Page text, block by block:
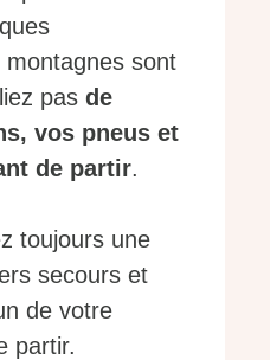
sont
pas de
vos pneus et
de partir.
toujours une
secours et
de votre
partir.